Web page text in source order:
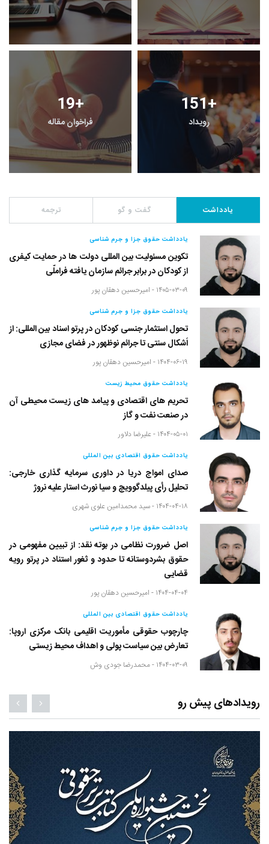
19+
فراخوان مقاله
151+
رویداد
یادداشت گفت و گو ترجمه
یادداشت حقوق جزا و جرم شناسی
تکوین مسئولیت بین المللی دولت ها در حمایت کیفری
از کودکان در برابر جرائم سازمان یافته فراملّی
۱۴۰۵-۰۳-۰۹ - امیرحسین دهقان پور
یادداشت حقوق جزا و جرم شناسی
تحول استثمار جنسی کودکان در پرتو اسناد بین المللی: از
اَشکال سنتی تا جرائم نوظهور در فضای مجازی
۱۴۰۴-۰۶-۱۹ - امیرحسین دهقان پور
یادداشت حقوق محیط زیست
تحریم های اقتصادی و پیامد های زیست محیطی آن
در صنعت نفت و گاز
۱۴۰۴-۰۵-۰۱ - علیرضا دلاور
یادداشت حقوق اقتصادی بین المللی
صدای امواج دریا در داوری سرمایه گذاری خارجی:
تحلیل رأی پیلدگوویچ و سیا نورث استار علیه نروژ
۱۴۰۴-۰۴-۱۸ - سید محمدامین علوی شهری
یادداشت حقوق جزا و جرم شناسی
اصل ضرورت نظامی در بوته نقد: از تبیین مفهومی در
حقوق بشردوستانه تا حدود و ثغور استناد در پرتو رویه
قضایی
۱۴۰۴-۰۴-۰۴ - امیرحسین دهقان پور
یادداشت حقوق اقتصادی بین المللی
چارچوب حقوقی مأموریت اقلیمی بانک مرکزی اروپا:
تعارض بین سیاست پولی و اهداف محیط زیستی
۱۴۰۴-۰۳-۰۹ - محمدرضا جودی وش
رویدادهای پیش رو